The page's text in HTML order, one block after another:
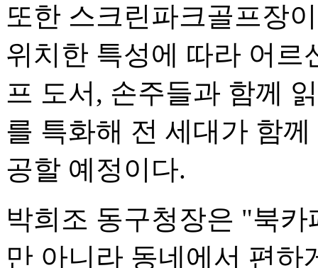
또한 스크린파크골프장
위치한 특성에 따라 어르
프 도서, 손주들과 함께
를 특화해 전 세대가 함
공할 예정이다.
박희조 동구청장은 "북
만 아니라 동네에서 편하